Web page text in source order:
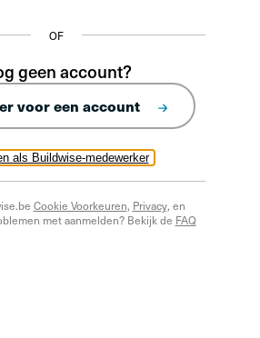
als Buildwise-medewerker
OF
geen account?
voor een account
Cookie Voorkeuren, Privacy, en
met aanmelden? Bekijk de FAQ